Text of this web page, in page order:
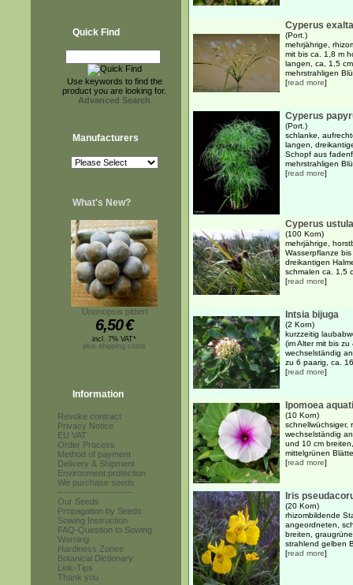
Quick Find
Use keywords to find the
product you are looking for.
Advanced Search
Manufacturers
What's New?
Unonopsis pittieri
6,50€
incl. 7% VAT*
plus shipping costs
Information
Revoke contract
Privacy Notice
EU VAT
Order Process
Method of payment
Delivery & Shipment
Environment protection
We purchase seeds
------------------------
Our Seeds
Propagation by Seeds
Sowing Instruction
FAQ-Question to Sowing
Warning
Hardiness Zones
Botanical Dictionary
Link-Tips
Thank you
Cyperus
(Port.)
mehrjährige,
mit bis ca. 1,8 m
langen, ca, 1,5
mehrstrahligen
[read more]
Cyperus
(Port.)
schlanke,
langen,
Schopf aus
mehrstrahligen
[read more]
Cyperus
(100 Korn)
mehrjährige,
Wasserpflanze
dreikantigen
schmalen ca. 1,5
[read more]
Intsia bijuga
(2 Korn)
kurzzeitig
(im Alter mit bis
wechselständig
zu 6 paarig, ca.
[read more]
Ipomoea
(10 Korn)
schnellwüchsiger,
wechselständig
und 10 cm
mittelgrünen
[read more]
Iris
(20 Korn)
rhizombildende
angeordneten,
breiten,
strahlend gelben
[read more]